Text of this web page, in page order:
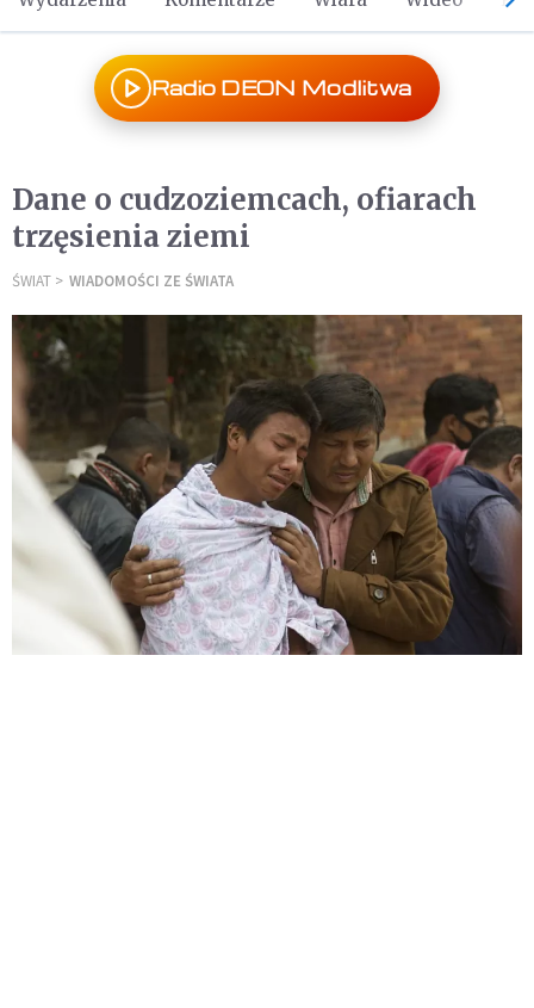
Radio DEON Modlitwa
Dane o cudzoziemcach, ofiarach
trzęsienia ziemi
ŚWIAT WIADOMOŚCI ZE ŚWIATA